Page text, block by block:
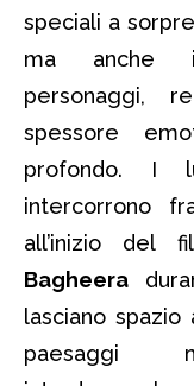
speciali a
ma anche
personaggi,
spessore
profondo. I
intercorrono
all’inizio del
Bagheera
lasciano
paesaggi